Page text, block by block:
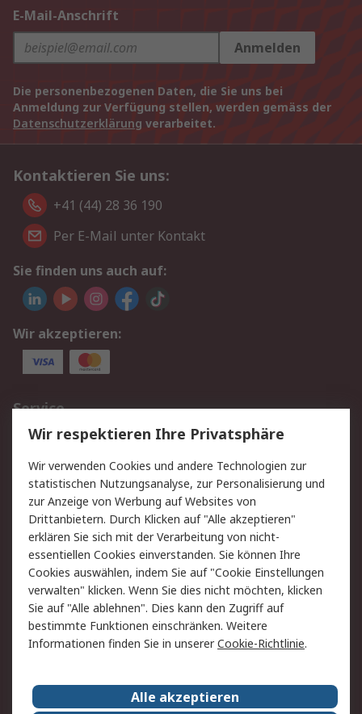
E-Mail-Anschrift
Anmelden
Die personenbezogenen Daten, die Sie uns bei
Anmeldung zur Verfügung stellen, werden gemäss der
Datenschutzerklärung verarbeitet.
Kontaktieren Sie uns:
+41 (44) 28 36 190
Per E-Mail unter Kontakt
Sie finden uns auch auf:
Wir akzeptieren:
Service
Value Added Services
Lieferlösungen
Rücksendungen
Kontakt
Hilfe
Rechtliches
AGB
Datenschutz
Cookie-Richtlinie
Zahlungsbedingungen
Copyright/Impressum
Über RS
Karriere bei RS
Nachhaltigkeit
Wir respektieren Ihre Privatsphäre
Wir verwenden Cookies und andere Technologien zur
statistischen Nutzungsanalyse, zur Personalisierung und
zur Anzeige von Werbung auf Websites von
Drittanbietern. Durch Klicken auf "Alle akzeptieren"
erklären Sie sich mit der Verarbeitung von nicht-
essentiellen Cookies einverstanden. Sie können Ihre
Cookies auswählen, indem Sie auf "Cookie Einstellungen
verwalten" klicken. Wenn Sie dies nicht möchten, klicken
Sie auf "Alle ablehnen". Dies kann den Zugriff auf
bestimmte Funktionen einschränken. Weitere
Informationen finden Sie in unsererCookie-Richtlinie.
Alle akzeptieren